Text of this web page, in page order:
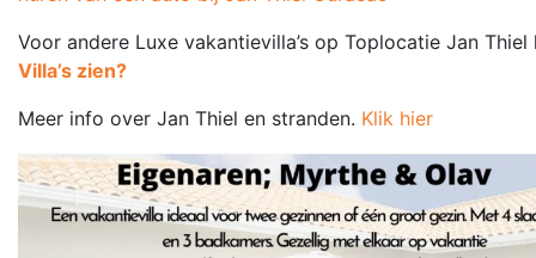
Voor andere Luxe vakantievilla’s op Toplocatie Jan
Villa’s zien?
Meer info over Jan Thiel en stranden. Klik hier